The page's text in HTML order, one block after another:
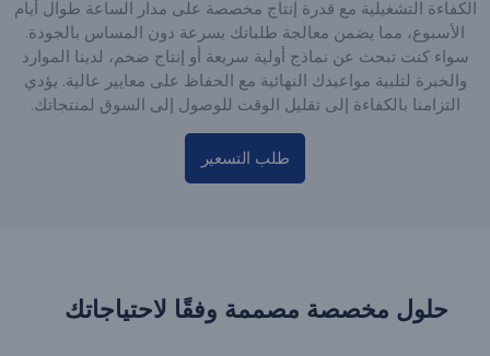
الكفاءة التشغيلية مع قدرة إنتاج مخصصة على مدار الساعة طوال أيام
الأسبوع، مما يضمن معالجة طلباتك بسرعة دون المساس بالجودة.
سواء كنت تبحث عن نماذج أولية سريعة أو إنتاج ضخم، لدينا الموارد
والخبرة لتلبية مواعيدك النهائية مع الحفاظ على معايير عالية. يؤدي
التزامنا بالكفاءة إلى تقليل الوقت للوصول إلى السوق لمنتجاتك.
طلب التسعير
حلول مخصصة مصممة وفقًا لاحتياجاتك